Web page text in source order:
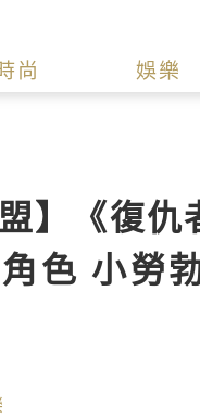
尚 娛樂
盟】《復
色 小勞